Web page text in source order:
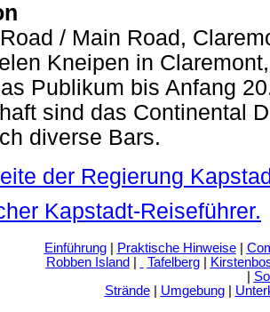
/ Main Road,
Kneipen in
Publikum bis Anfang
sind das Continental
diverse Bars.
der Regierung
Kapstadt-Reiseführer.
Einführung Praktische Hinweise
Robben Island
Tafelberg
Strände
Umgebung